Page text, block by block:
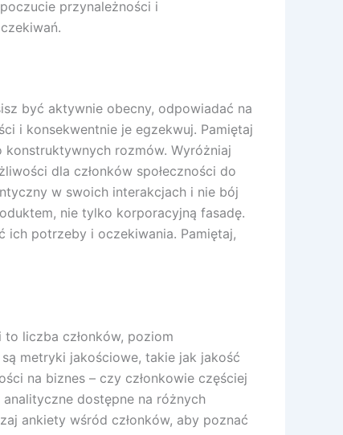
przynależności i
być aktywnie obecny, odpowiadać na
i konsekwentnie je egzekwuj. Pamiętaj
rozmów. Wyróżniaj
dla członków społeczności do
w swoich interakcjach i nie bój
nie tylko korporacyjną fasadę.
ich potrzeby i oczekiwania. Pamiętaj,
liczba członków, poziom
metryki jakościowe, takie jak jakość
na biznes – czy członkowie częściej
dostępne na różnych
ankiety wśród członków, aby poznać